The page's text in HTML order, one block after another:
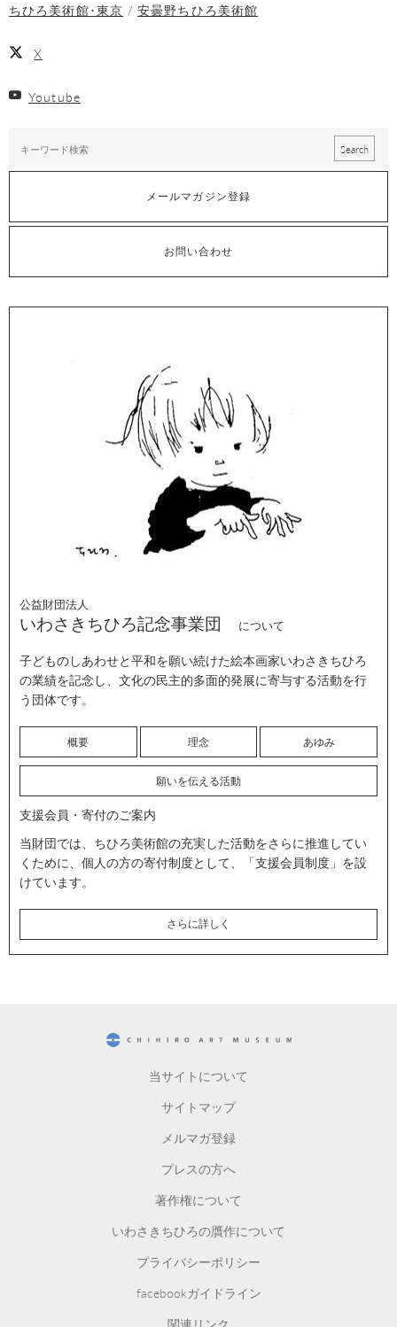
ちひろ美術館･東京
安曇野ちひろ美術館
X
Youtube
メールマガジン登録
お問い合わせ
公益財団法人
いわさきちひろ記念事業団 について
子どものしあわせと平和を願い続けた絵本画家いわさきちひろ
の業績を記念し、文化の民主的多面的発展に寄与する活動を行
う団体です。
概要 理念 あゆみ
願いを伝える活動
支援会員・寄付のご案内
当財団では、ちひろ美術館の充実した活動をさらに推進してい
くために、個人の方の寄付制度として、「支援会員制度」を設
けています。
さらに詳しく
当サイトについて
サイトマップ
メルマガ登録
プレスの方へ
著作権について
いわさきちひろの贋作について
プライバシーポリシー
facebookガイドライン
関連リンク